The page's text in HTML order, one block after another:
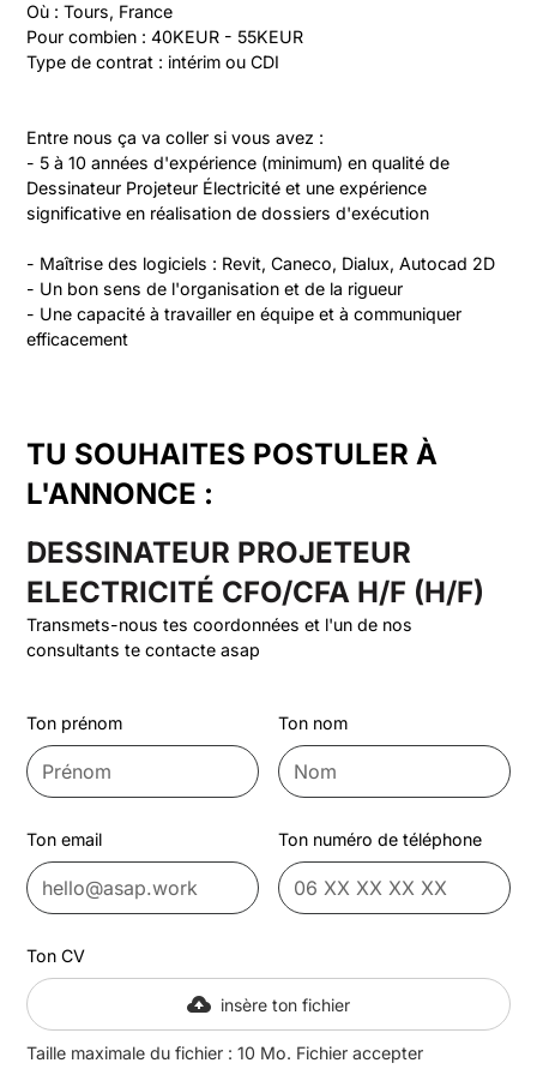
Où : Tours, France
Pour combien : 40KEUR - 55KEUR
Type de contrat : intérim ou CDI
Entre nous ça va coller si vous avez :
- 5 à 10 années d'expérience (minimum) en qualité de
Dessinateur Projeteur Électricité et une expérience
significative en réalisation de dossiers d'exécution
- Maîtrise des logiciels : Revit, Caneco, Dialux, Autocad 2D
- Un bon sens de l'organisation et de la rigueur
- Une capacité à travailler en équipe et à communiquer
TU SOUHAITES POSTULER À
L'ANNONCE :
DESSINATEUR PROJETEUR
ELECTRICITÉ CFO/CFA H/F (H/F)
Transmets-nous tes coordonnées et l'un de nos
consultants te contacte asap
Ton prénom Ton nom
Ton email Ton numéro de téléphone
Ton CV
insère ton fichier
Taille maximale du fichier : 10 Mo. Fichier accepter